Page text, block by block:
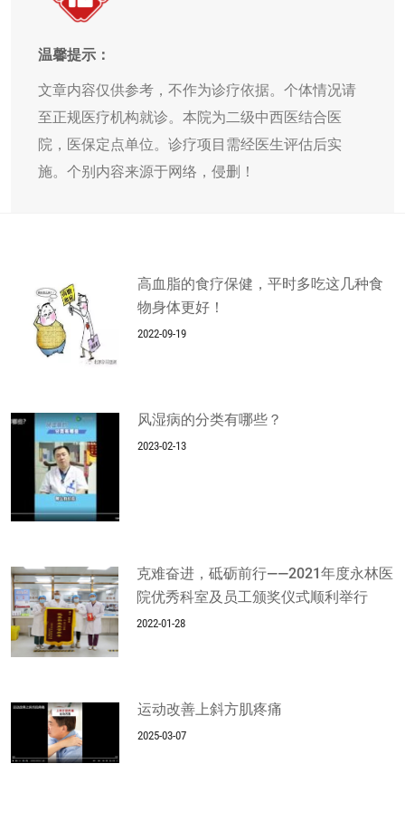
温馨提示：
文章内容仅供参考，不作为诊疗依据。个体情况请
至正规医疗机构就诊。本院为二级中西医结合医
院，医保定点单位。诊疗项目需经医生评估后实
施。个别内容来源于网络，侵删！
高血脂的食疗保健，平时多吃这几种食
物身体更好！
2022-09-19
风湿病的分类有哪些？
2023-02-13
克难奋进，砥砺前行——2021年度永林医
院优秀科室及员工颁奖仪式顺利举行
2022-01-28
运动改善上斜方肌疼痛
2025-03-07